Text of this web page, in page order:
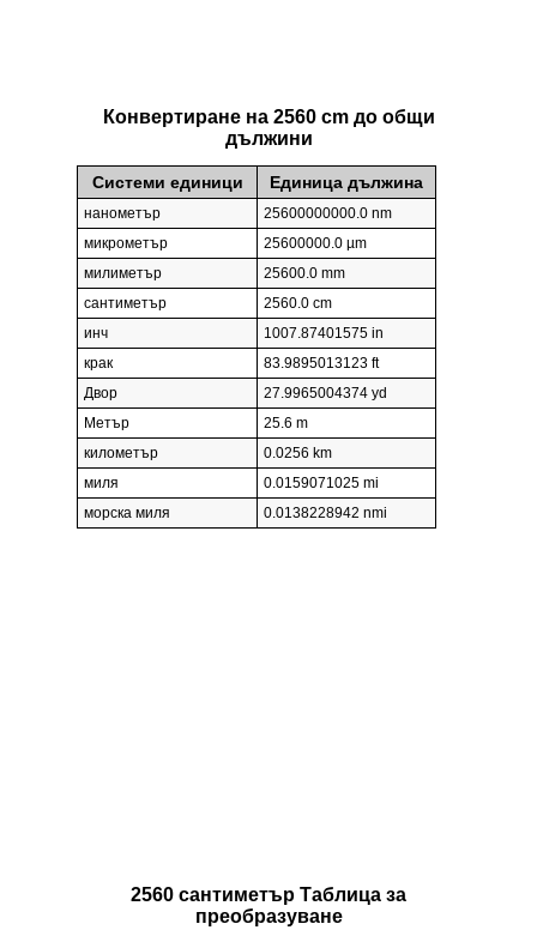
Конвертиране на 2560 cm до общи
дължини
Системи единици Единица дължина
нанометър
25600000000.0 nm
микрометър
25600000.0 µm
милиметър
25600.0 mm
сантиметър
2560.0 cm
инч
1007.87401575 in
крак
83.9895013123 ft
Двор
27.9965004374 yd
Метър
25.6 m
километър
0.0256 km
миля
0.0159071025 mi
морска миля
0.0138228942 nmi
2560 сантиметър Таблица за
преобразуване